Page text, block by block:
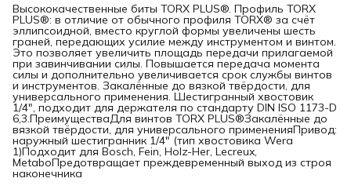
Высококачественные биты TORX PLUS®. Профиль TORX
PLUS®: в отличие от обычного профиля TORX® за счёт
эллипсоидной, вместо круглой формы увеличены шесть
граней, передающих усилие между инструментом и винтом.
Это позволяет увеличить площадь передачи прилагаемой
при завинчивании силы. Повышается передача момента
силы и дополнительно увеличивается срок службы винтов
и инструментов. Закалённые до вязкой твёрдости, для
универсального применения. Шестигранный хвостовик
1/4", подходит для держателя по стандарту DIN ISO 1173-D
6,3.ПреимуществаДля винтов TORX PLUS®Закалённые до
вязкой твёрдости, для универсального примененияПривод:
наружный шестигранник 1/4" (тип хвостовика Wera
1)Подходит для Bosch, Fein, Holz-Her, Lecreux,
MetaboПредотвращает преждевременный выход из строя
наконечника